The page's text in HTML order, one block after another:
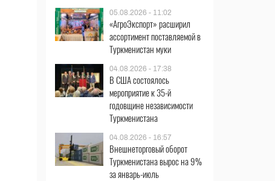
05.08.2026 - 11:02
«АгроЭкспорт» расширил
ассортимент поставляемой в
Туркменистан муки
04.08.2026 - 17:38
В США состоялось
мероприятие к 35-й
годовщине независимости
Туркменистана
04.08.2026 - 16:57
Внешнеторговый оборот
Туркменистана вырос на 9%
за январь-июль